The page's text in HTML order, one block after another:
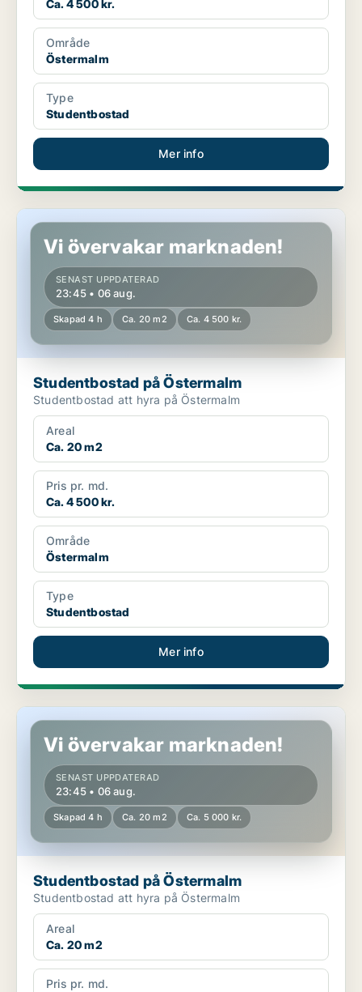
Ca. 4 500 kr.
Område
Östermalm
Type
Studentbostad
Mer info
Studentbostad på Östermalm
Vi övervakar marknaden!
SENAST UPPDATERAD
23:45 • 06 aug.
Skapad 4 h Ca. 20 m2 Ca. 4 500 kr.
Studentbostad på Östermalm
Studentbostad att hyra på Östermalm
Areal
Ca. 20 m2
Pris pr. md.
Ca. 4 500 kr.
Område
Östermalm
Type
Studentbostad
Mer info
Studentbostad på Östermalm
Vi övervakar marknaden!
SENAST UPPDATERAD
23:45 • 06 aug.
Skapad 4 h Ca. 20 m2 Ca. 5 000 kr.
Studentbostad på Östermalm
Studentbostad att hyra på Östermalm
Areal
Ca. 20 m2
Pris pr. md.